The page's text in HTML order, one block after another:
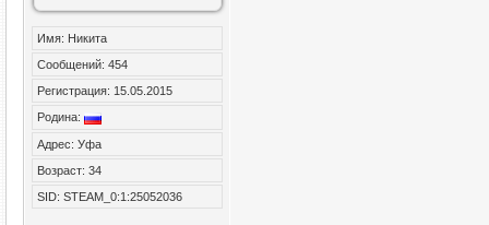
Имя: Никита
Сообщений: 454
Регистрация: 15.05.2015
Родина:
Адрес: Уфа
Возраст: 34
SID: STEAM_0:1:25052036